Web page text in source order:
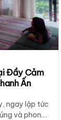
Đầy Cảm
Ấn
ngay lập tức
và phong